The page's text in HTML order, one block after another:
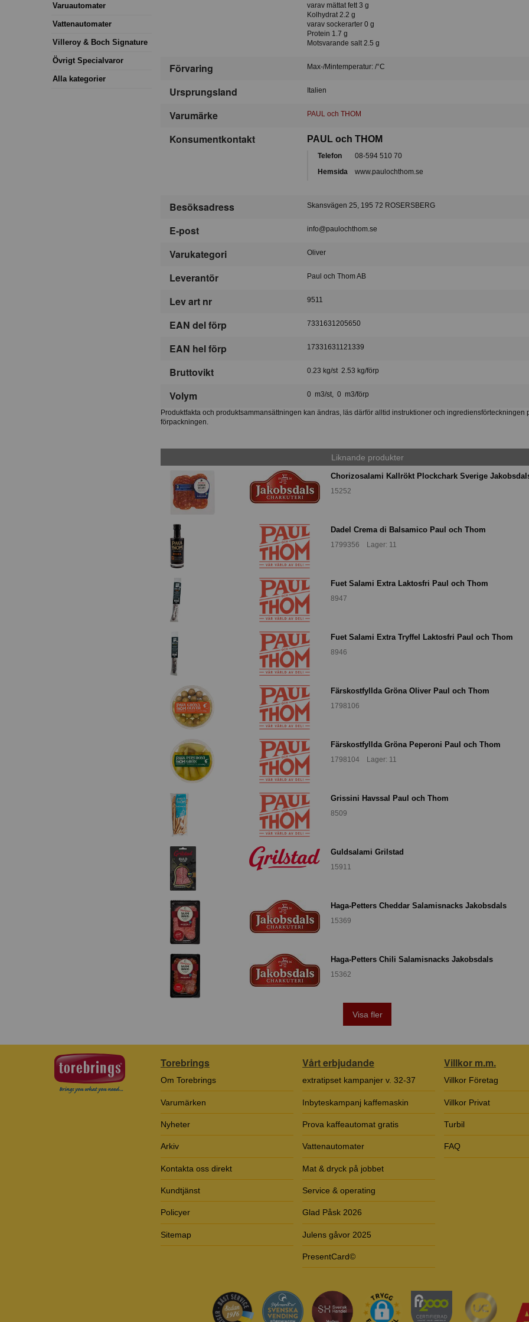
Varuautomater
Vattenautomater
Villeroy & Boch Signature
Övrigt Specialvaror
Alla kategorier
varav mättat fett 3 g
Kolhydrat 2.2 g
varav sockerarter 0 g
Protein 1.7 g
Motsvarande salt 2.5 g
Förvaring Max-/Mintemperatur: /°C
Ursprungsland Italien
Varumärke PAUL och THOM
Konsumentkontakt PAUL och THOM
Telefon
08-594 510 70
Hemsida
www.paulochthom.se
Besöksadress Skansvägen 25, 195 72 ROSERSBERG
E-post info@paulochthom.se
Varukategori Oliver
Leverantör Paul och Thom AB
Lev art nr 9511
EAN del förp 7331631205650
EAN hel förp 17331631121339
Bruttovikt 0.23 kg/st 2.53 kg/förp
Volym 0 m3/st, 0 m3/förp
Produktfakta och produktsammansättningen kan ändras, läs därför alltid instruktioner och ingrediensförteckningen
förpackningen.
Liknande produkter
Chorizosalami Kallrökt Plockchark Sverige
15252
Dadel Crema di Balsamico Paul och Thom
1799356 Lager: 11
Fuet Salami Extra Laktosfri Paul och Thom
8947
Fuet Salami Extra Tryffel Laktosfri Paul och Thom
8946
Färskostfyllda Gröna Oliver Paul och Thom
1798106
Färskostfyllda Gröna Peperoni Paul och Thom
1798104 Lager: 11
Grissini Havssal Paul och Thom
8509
Guldsalami Grilstad
15911
Haga-Petters Cheddar Salamisnacks Jakobsdals
15369
Haga-Petters Chili Salamisnacks Jakobsdals
15362
Visa fler
Torebrings
Om Torebrings
Varumärken
Nyheter
Arkiv
Kontakta oss direkt
Kundtjänst
Policyer
Sitemap
Vårt erbjudande
extratipset kampanjer v. 32-37
Inbyteskampanj kaffemaskin
Prova kaffeautomat gratis
Vattenautomater
Mat & dryck på jobbet
Service & operating
Glad Påsk 2026
Julens gåvor 2025
PresentCard©
Villkor m.m.
Villkor Företag
Villkor Privat
Turbil
FAQ